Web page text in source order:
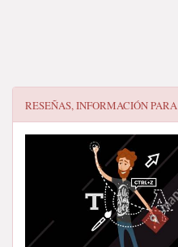
RESEÑAS, INFORMACIÓN PARA